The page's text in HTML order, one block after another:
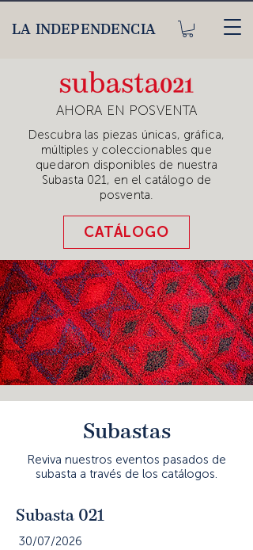
LA INDEPENDENCIA
AHORA EN POSVENTA
Descubra las piezas únicas, gráfica,
múltiples y coleccionables que
quedaron disponibles de nuestra
Subasta 021, en el catálogo de
posventa.
CATÁLOGO
Subastas
Reviva nuestros eventos pasados de
subasta a través de los catálogos.
Subasta 021
30/07/2026